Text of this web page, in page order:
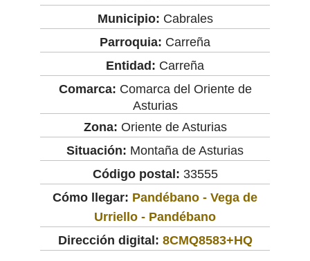
Municipio: Cabrales
Parroquia: Carreña
Entidad: Carreña
Comarca: Comarca del Oriente de
Asturias
Zona: Oriente de Asturias
Situación: Montaña de Asturias
Código postal: 33555
Cómo llegar: Pandébano - Vega de
Urriello - Pandébano
Dirección digital: 8CMQ8583+HQ